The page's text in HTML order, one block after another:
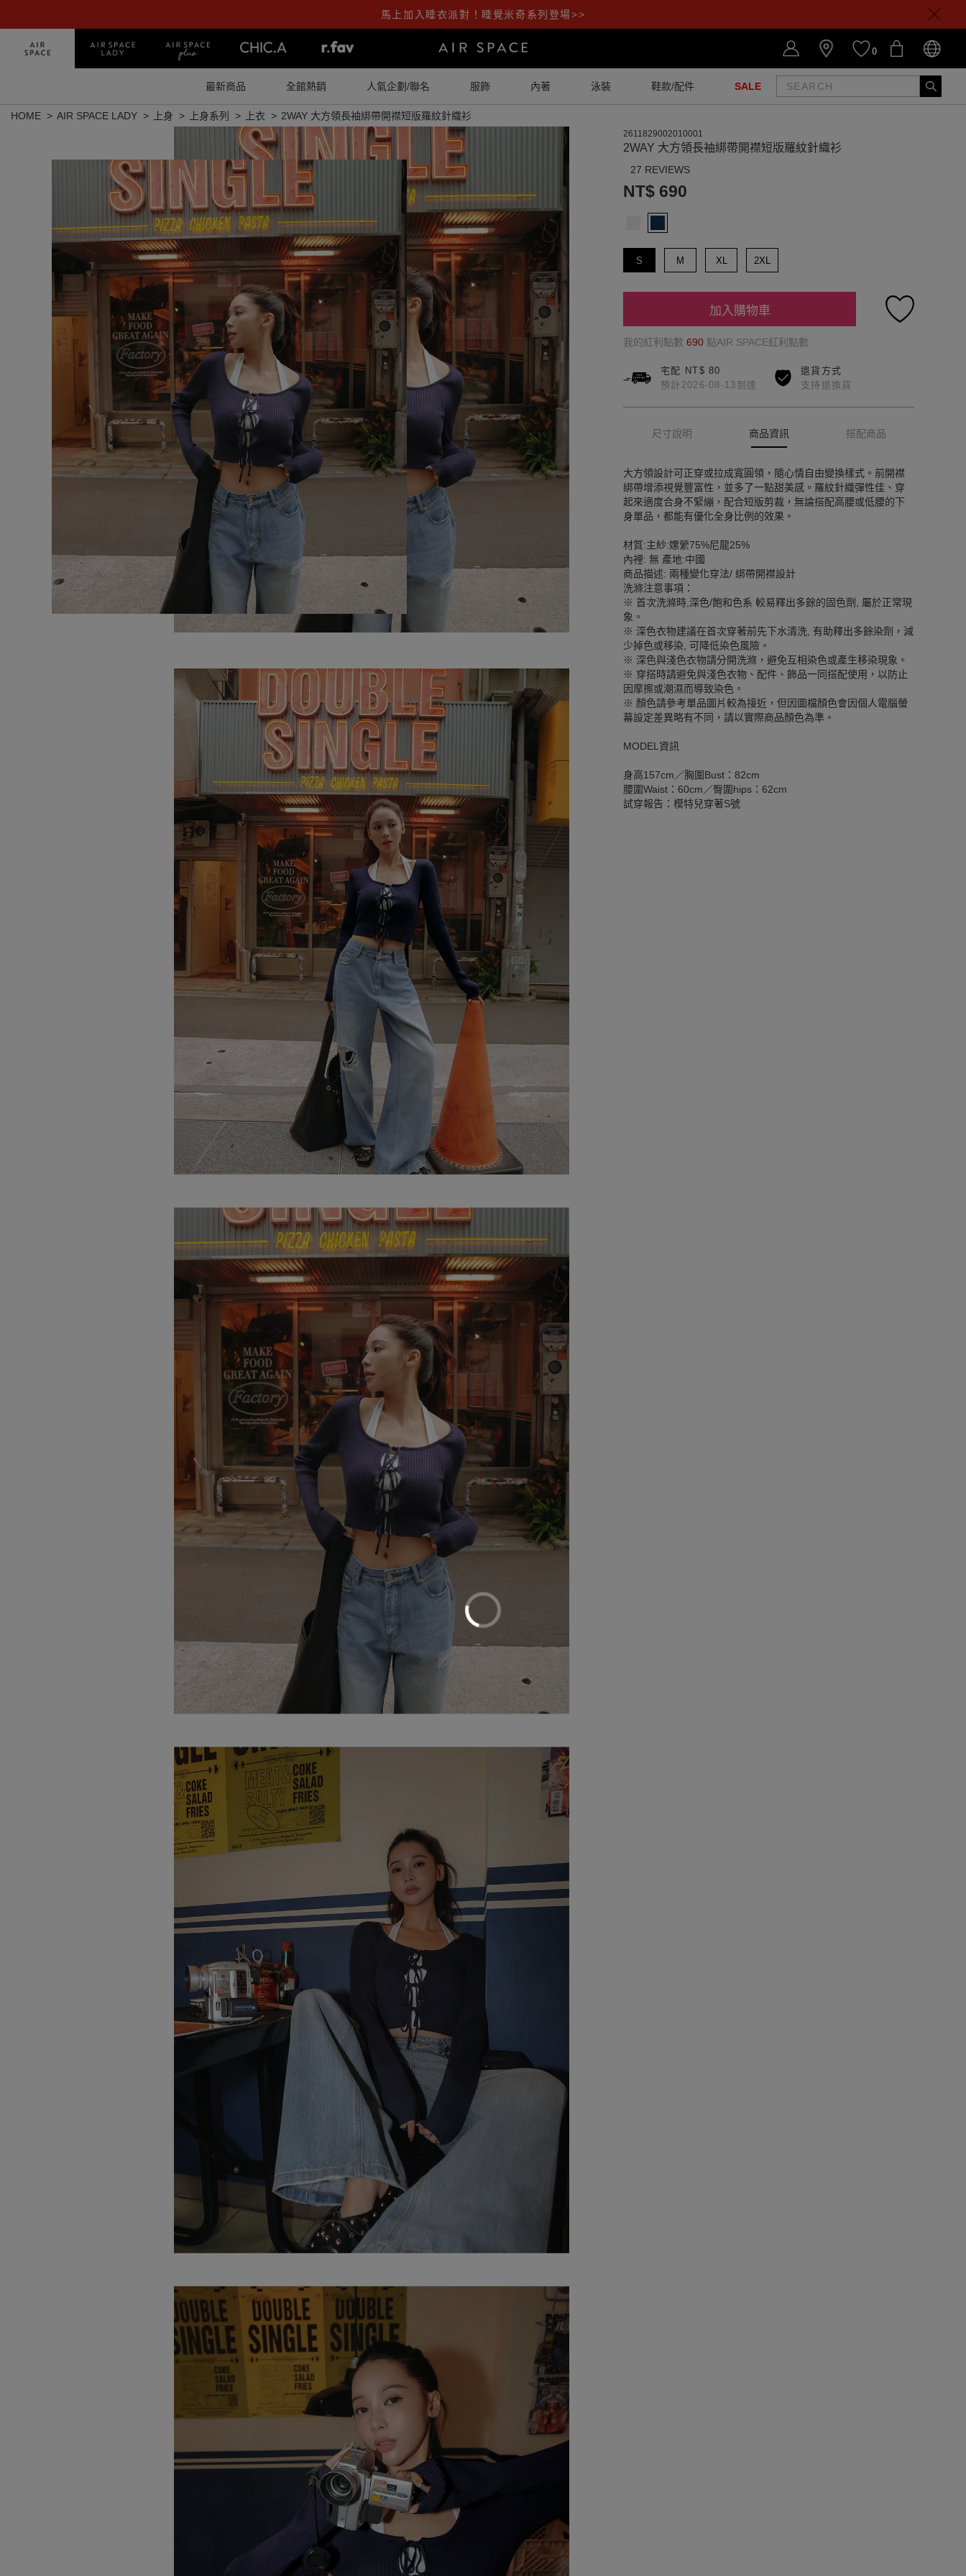
馬上加入睡衣派對！睡覺米奇系列登場>>
0
最新商品 全館熱銷 人氣企劃/聯名 服飾 內著 泳裝 鞋款/配件 SALE
HOME AIR SPACE LADY 上身 上身系列 上衣 2WAY 大方領長袖綁帶開襟短版羅紋針織衫
2611829002010001
2WAY 大方領長袖綁帶開襟短版羅紋針織衫
27 REVIEWS
NT$ 690
S M XL 2XL
加入購物車
我的紅利點數 690 點AIR SPACE紅利點數
宅配 NT$ 80
預計2026-08-13到達
退貨方式
支持退換貨
尺寸說明 商品資訊 搭配商品
大方領設計可正穿或拉成寬圓領，隨心情自由變換樣式。前開襟
綁帶增添視覺豐富性，並多了一點甜美感。羅紋針織彈性佳、穿
起來適度合身不緊繃，配合短版剪裁，無論搭配高腰或低腰的下
身單品，都能有優化全身比例的效果。
材質:主紗:嫘縈75%尼龍25%
內裡: 無 產地:中國
商品描述: 兩種變化穿法/ 綁帶開襟設計
洗滌注意事項：
※ 首次洗滌時,深色/飽和色系 較易釋出多餘的固色劑, 屬於正常現
象。
※ 深色衣物建議在首次穿著前先下水清洗, 有助釋出多餘染劑，減
少掉色或移染, 可降低染色風險。
※ 深色與淺色衣物請分開洗滌，避免互相染色或產生移染現象。
※ 穿搭時請避免與淺色衣物、配件、飾品一同搭配使用，以防止
因摩擦或潮濕而導致染色。
※ 顏色請參考單品圖片較為接近，但因圖檔顏色會因個人電腦螢
幕設定差異略有不同，請以實際商品顏色為準。
MODEL資訊
身高157cm／胸圍Bust：82cm
腰圍Waist：60cm／臀圍hips：62cm
試穿報告：模特兒穿著S號